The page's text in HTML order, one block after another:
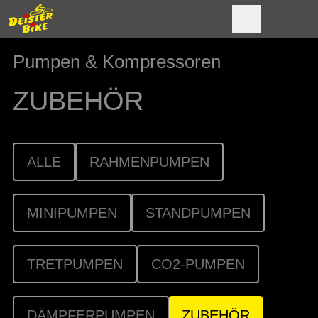
Pumpen & Kompressoren
ZUBEHÖR
ALLE RAHMENPUMPEN
MINIPUMPEN STANDPUMPEN
TRETPUMPEN CO2-PUMPEN